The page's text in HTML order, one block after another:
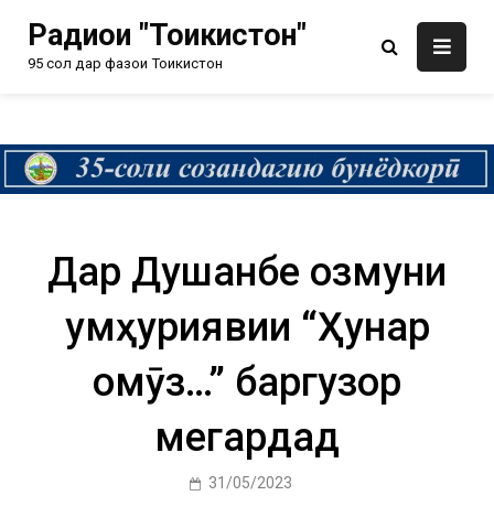
Радиои "Тоҷикистон"
95 сол дар фазои Тоҷикистон
Дар Душанбе озмуни
ҷумҳуриявии “Ҳунар
омӯз…” баргузор
мегардад
31/05/2023